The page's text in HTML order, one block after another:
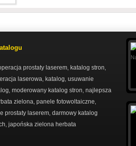
prostaty laserem katalog stron
laserowa katalog usuwanie
moderowany katalog stron najlepsza
zielona panele fotowoltaiczne
prostaty laserem darmowy katalog
japońska zielona herbata